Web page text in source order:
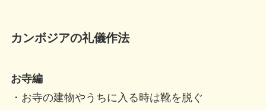
カンボジアの礼儀作法
お寺編
・お寺の建物やうちに入る時は靴を脱ぐ